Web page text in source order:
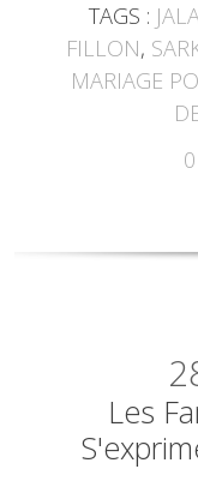
TAGS :
FILLON,
MARIAGE
0
Les